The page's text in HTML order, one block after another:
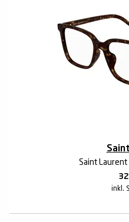
Saint Laurent
inkl.